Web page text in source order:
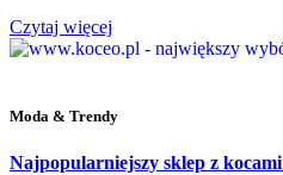
Czytaj więcej
Moda & Trendy
Najpopularniejszy sklep z